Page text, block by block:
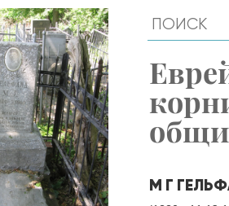
М Г